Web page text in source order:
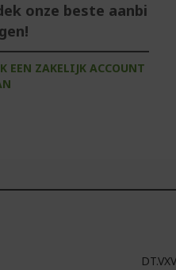
onze beste aanbi
EEN ZAKELIJK ACCOUNT